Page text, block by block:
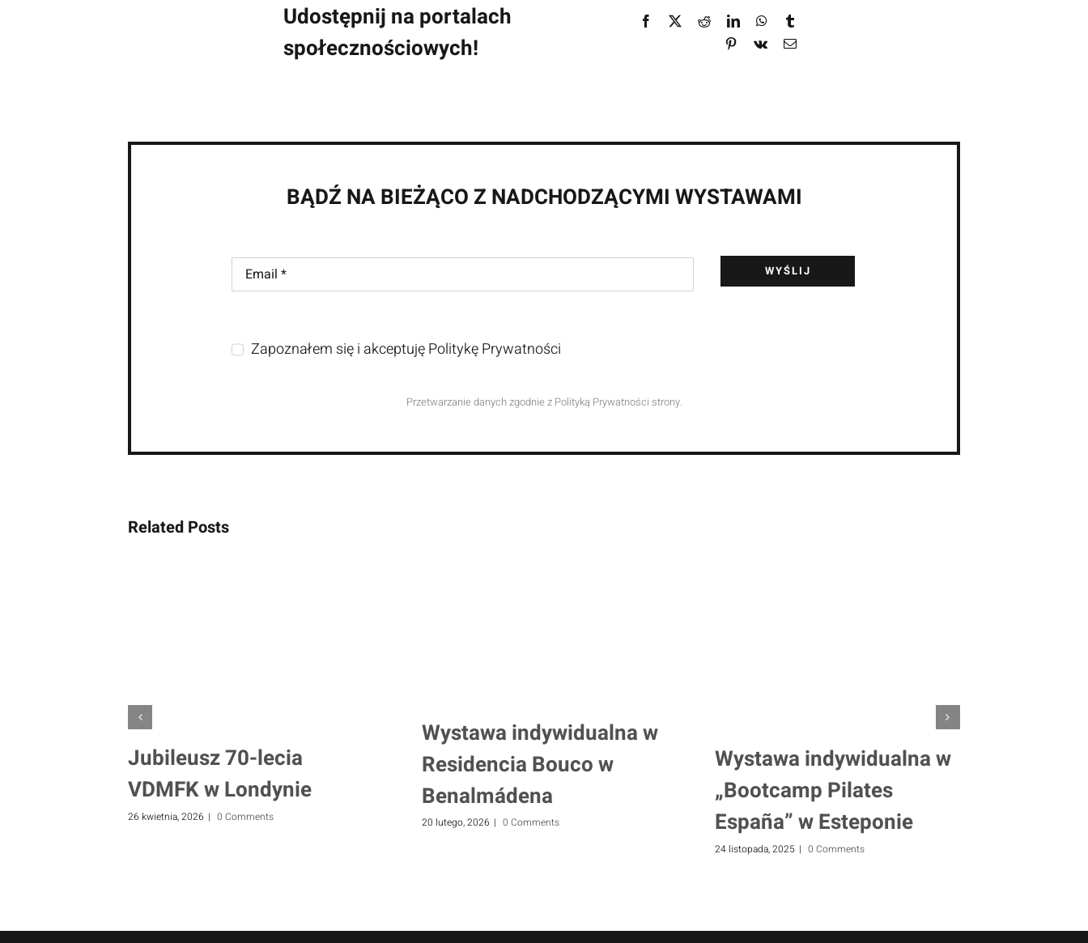
Udostępnij na portalach
społecznościowych!
BĄDŹ NA BIEŻĄCO Z NADCHODZĄCYMI WYSTAWAMI
WYŚLIJ
Zapoznałem się i akceptuję Politykę Prywatności
Przetwarzanie danych zgodnie z Polityką Prywatności strony.
Related Posts
Jubileusz 70-lecia
VDMFK w Londynie
26 kwietnia, 2026 | 0 Comments
Wystawa indywidualna w
Residencia Bouco w
Benalmádena
20 lutego, 2026 | 0 Comments
Wystawa indywidualna w
„Bootcamp Pilates
España” w Esteponie
24 listopada, 2025 | 0 Comments